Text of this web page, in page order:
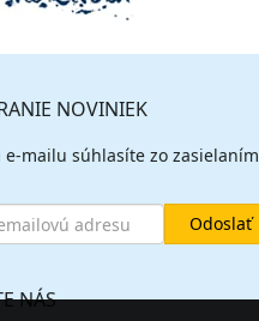
NOVINIEK
e-mailu súhlasíte zo zasielaním
NÁS